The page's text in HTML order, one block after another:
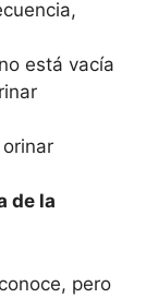
está vacía
de la
pero